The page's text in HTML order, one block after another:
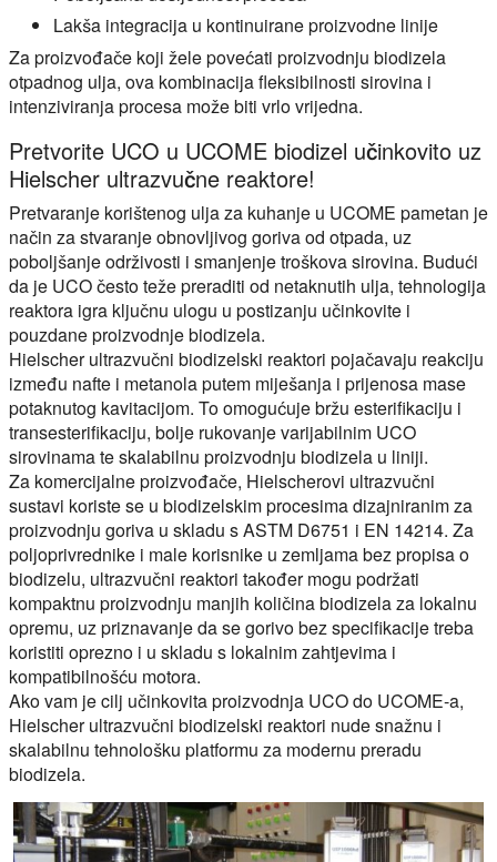
Lakša integracija u kontinuirane proizvodne linije
Za proizvođače koji žele povećati proizvodnju biodizela
otpadnog ulja, ova kombinacija fleksibilnosti sirovina i
intenziviranja procesa može biti vrlo vrijedna.
Pretvorite UCO u UCOME biodizel učinkovito uz
Hielscher ultrazvučne reaktore!
Pretvaranje korištenog ulja za kuhanje u UCOME pametan je
način za stvaranje obnovljivog goriva od otpada, uz
poboljšanje održivosti i smanjenje troškova sirovina. Budući
da je UCO često teže preraditi od netaknutih ulja, tehnologija
reaktora igra ključnu ulogu u postizanju učinkovite i
pouzdane proizvodnje biodizela.
Hielscher ultrazvučni biodizelski reaktori pojačavaju reakciju
između nafte i metanola putem miješanja i prijenosa mase
potaknutog kavitacijom. To omogućuje bržu esterifikaciju i
transesterifikaciju, bolje rukovanje varijabilnim UCO
sirovinama te skalabilnu proizvodnju biodizela u liniji.
Za komercijalne proizvođače, Hielscherovi ultrazvučni
sustavi koriste se u biodizelskim procesima dizajniranim za
proizvodnju goriva u skladu s ASTM D6751 i EN 14214. Za
poljoprivrednike i male korisnike u zemljama bez propisa o
biodizelu, ultrazvučni reaktori također mogu podržati
kompaktnu proizvodnju manjih količina biodizela za lokalnu
opremu, uz priznavanje da se gorivo bez specifikacije treba
koristiti oprezno i u skladu s lokalnim zahtjevima i
kompatibilnošću motora.
Ako vam je cilj učinkovita proizvodnja UCO do UCOME-a,
Hielscher ultrazvučni biodizelski reaktori nude snažnu i
skalabilnu tehnološku platformu za modernu preradu
biodizela.